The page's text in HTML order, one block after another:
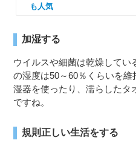
も人気
加湿する
ウイルスや細菌は乾燥してい
の湿度は50～60％くらいを
湿器を使ったり、濡らしたタ
ですね。
規則正しい生活をする